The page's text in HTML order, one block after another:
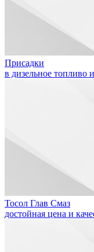
Присадки
в дизельное топливо
Тосол Глав Смаз
достойная цена и